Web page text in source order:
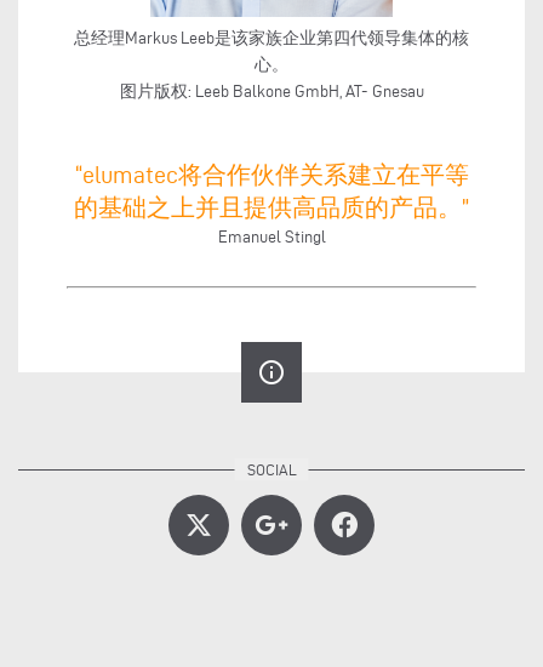
总经理Markus Leeb是该家族企业第四代领导集体的核
心。
图片版权: Leeb Balkone GmbH, AT- Gnesau
“elumatec将合作伙伴关系建立在平等
的基础之上并且提供高品质的产品。”
Emanuel Stingl
info_outline